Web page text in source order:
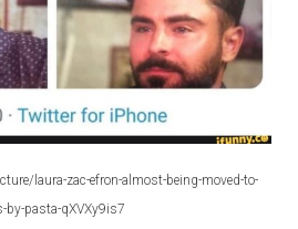
laura-zac-efron-almost-being-moved-to-
by-pasta-qXVXy9is7